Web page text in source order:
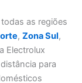
as regiões
,Zona Sul,
Electrolux
para